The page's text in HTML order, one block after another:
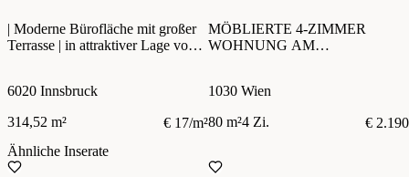
| Moderne Bürofläche mit großer
Terrasse | in attraktiver Lage von
6020 Innsbruck
314,52 m²
€ 17/m²
MÖBLIERTE 4-ZIMMER
WOHNUNG AM
1030 Wien
80 m²4 Zi.
€ 2.190
Ähnliche Inserate